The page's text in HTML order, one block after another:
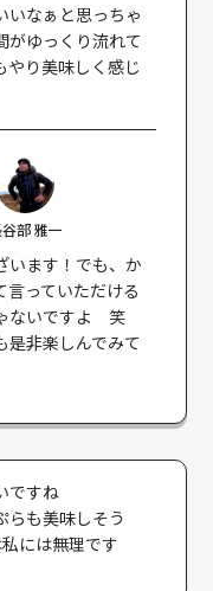
いなぁと思っちゃ
がゆっくり流れて
やり美味しく感じ
部 雅一
います！でも、か
言っていただける
ないですよ 笑
是非楽しんでみて
ですね
らも美味しそう
には無理です